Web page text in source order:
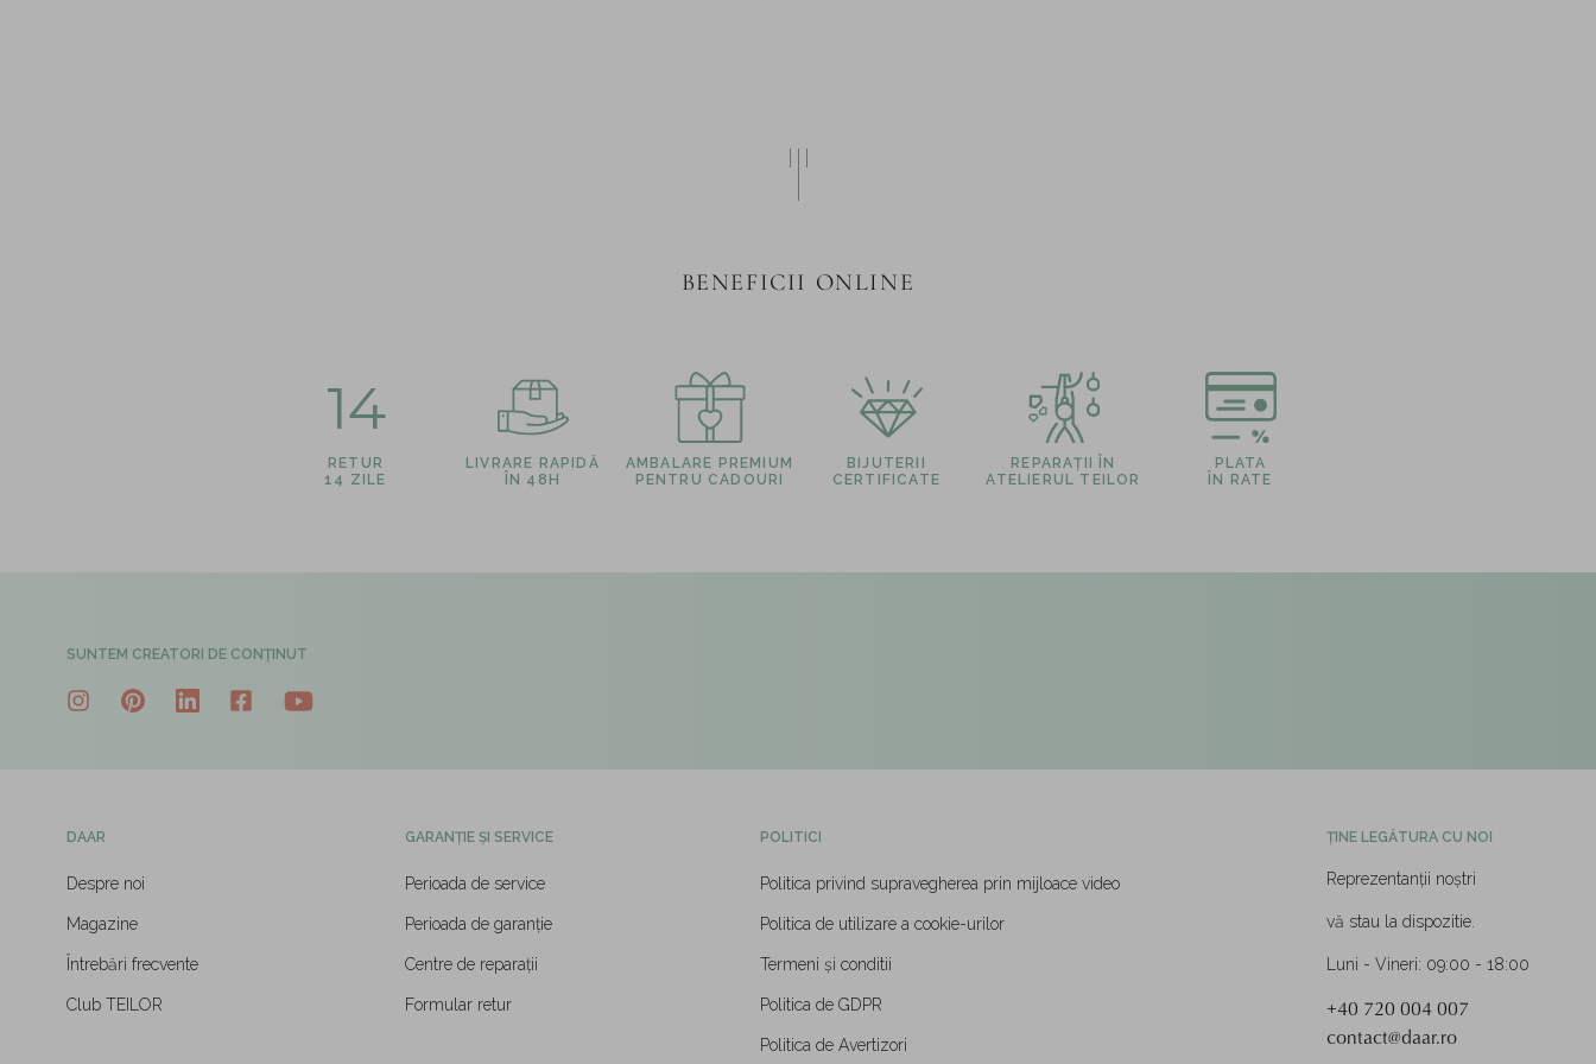
BENEFICII ONLINE
14
RETUR
14 ZILE
LIVRARE RAPIDĂ
ÎN 48H
AMBALARE PREMIUM
PENTRU CADOURI
BIJUTERII
CERTIFICATE
REPARAȚII ÎN
ATELIERUL TEILOR
PLATA
ÎN RATE
SUNTEM CREATORI DE CONȚINUT
DAAR
Despre noi
Magazine
Întrebări frecvente
Club TEILOR
GARANȚIE ȘI SERVICE
Perioada de service
Perioada de garanție
Centre de reparații
Formular retur
POLITICI
Politica privind supravegherea prin mijloace video
Politica de utilizare a cookie-urilor
Termeni și conditii
Politica de GDPR
Politica de Avertizori
ȚINE LEGĂTURA CU NOI
Reprezentanții noștri
vă stau la dispozitie.
Luni - Vineri: 09:00 - 18:00
+40 720 004 007
contact@daar.ro